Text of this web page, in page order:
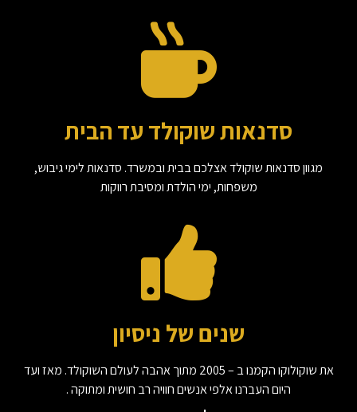
סדנאות שוקולד עד הבית
מגוון סדנאות שוקולד אצלכם בבית ובמשרד. סדנאות לימי גיבוש,
משפחות, ימי הולדת ומסיבת רווקות
שנים של ניסיון
את שוקולוקו הקמנו ב – 2005 מתוך אהבה לעולם השוקולד. מאז ועד
היום העברנו אלפי אנשים חוויה רב חושית ומתוקה .